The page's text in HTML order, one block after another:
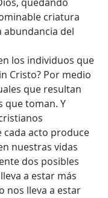
criatura
abundancia del
los individuos que
Cristo? Por medio
que resultan
que toman. Y
cada acto produce
nuestras vidas
dos posibles
a estar más
nos lleva a estar